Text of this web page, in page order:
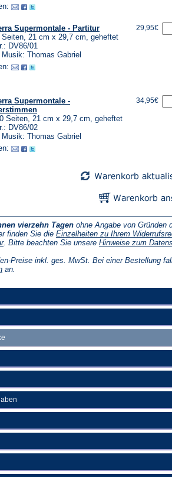
Supermontale - Partitur
Seiten, 21 cm x 29,7 cm, geheftet
DV86/01
Thomas Gabriel
29,95€
Supermontale -
Seiten, 21 cm x 29,7 cm, geheftet
DV86/02
Thomas Gabriel
34,95€
vierzehn Tagen ohne Angabe von Gründen
finden Sie die Einzelheiten zu Ihrem
(Öffnet
einem
neuen
. Bitte beachten Sie unsere Hinweise zum
Preise inkl. ges. MwSt. Bei einer Bestellung
(Öffnet
an.